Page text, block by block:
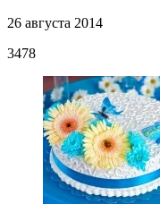
26 августа 2014
3478